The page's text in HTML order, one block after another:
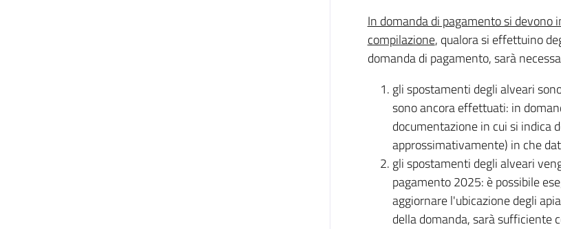
In domanda di pagamento si devono
compilazione, qualora si effettuino
domanda di pagamento, sarà
gli spostamenti degli alveari
sono ancora effettuati: in
documentazione in cui si indica
approssimativamente) in che
gli spostamenti degli alveari
pagamento 2025: è possibile
aggiornare l'ubicazione degli
della domanda, sarà sufficiente